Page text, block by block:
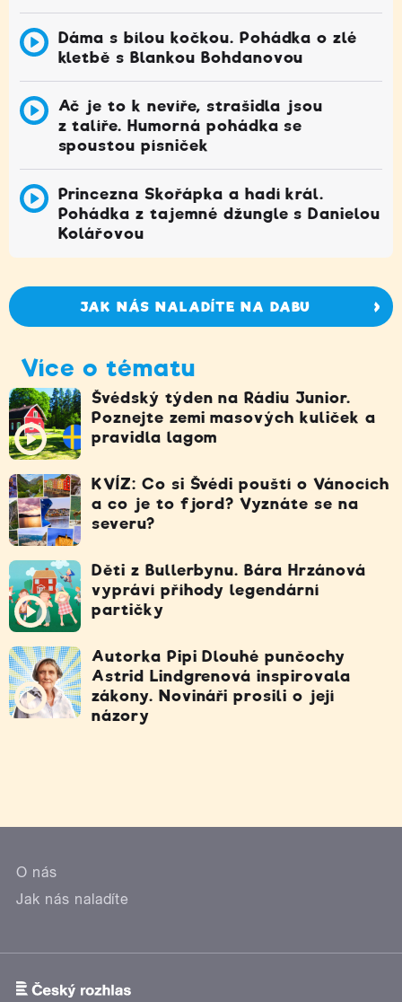
Dáma s bílou kočkou. Pohádka o zlé
kletbě s Blankou Bohdanovou
Ač je to k nevíře, strašidla jsou
z talíře. Humorná pohádka se
spoustou písniček
Princezna Skořápka a hadí král.
Pohádka z tajemné džungle s Danielou
Kolářovou
JAK NÁS NALADÍTE NA DABU
Více o tématu
Švédský týden na Rádiu Junior.
Poznejte zemi masových kuliček a
pravidla lagom
KVÍZ: Co si Švédi pouští o Vánocích
a co je to fjord? Vyznáte se na
severu?
Děti z Bullerbynu. Bára Hrzánová
vypráví příhody legendární
partičky
Autorka Pipi Dlouhé punčochy
Astrid Lindgrenová inspirovala
zákony. Novináři prosili o její
názory
O nás
Jak nás naladíte